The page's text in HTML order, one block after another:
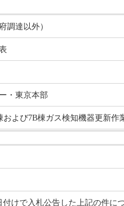
調達以外）
・東京本部
および7B棟ガス検知機器更新作
付けで入札公告した上記の件